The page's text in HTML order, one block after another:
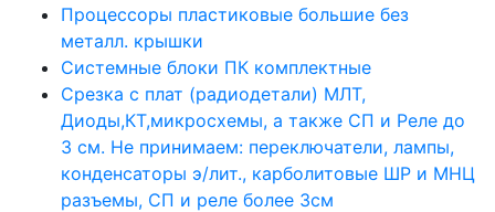
Процессоры пластиковые большие без
металл. крышки
Системные блоки ПК комплектные
Срезка с плат (радиодетали) МЛТ,
Диоды,КТ,микросхемы, а также СП и Реле до
3 см. Не принимаем: переключатели, лампы,
конденсаторы э/лит., карболитовые ШР и МНЦ
разъемы, СП и реле более 3см